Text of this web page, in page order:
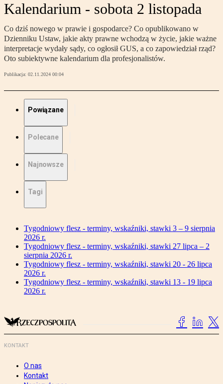
Kalendarium - sobota 2 listopada
Co dziś nowego w prawie i gospodarce? Co opublikowano w
Dzienniku Ustaw, jakie akty prawne wchodzą w życie, jakie ważne
interpretacje wydały sądy, co ogłosił GUS, a co zapowiedział rząd?
Oto subiektywne kalendarium dla profesjonalistów.
Publikacja: 02.11.2024 00:04
Powiązane
Polecane
Najnowsze
Tagi
Tygodniowy flesz - terminy, wskaźniki, stawki 3 – 9 sierpnia
2026 r.
Tygodniowy flesz - terminy, wskaźniki, stawki 27 lipca – 2
sierpnia 2026 r.
Tygodniowy flesz - terminy, wskaźniki, stawki 20 - 26 lipca
2026 r.
Tygodniowy flesz - terminy, wskaźniki, stawki 13 - 19 lipca
2026 r.
KONTAKT
O nas
Kontakt